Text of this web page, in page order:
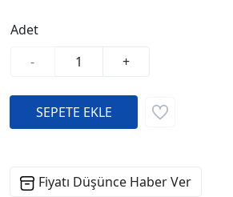
Adet
-
+
Fiyatı Düşünce Haber Ver